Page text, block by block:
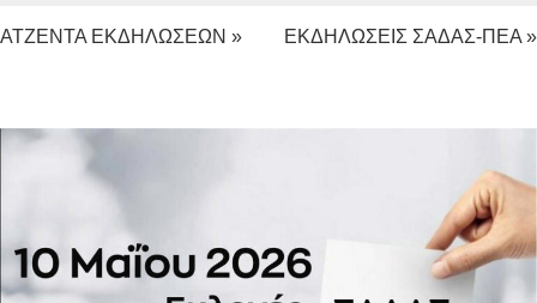
ΑΤΖΕΝΤΑ ΕΚΔΗΛΩΣΕΩΝ » ΕΚΔΗΛΩΣΕΙΣ ΣΑΔΑΣ-ΠΕΑ »